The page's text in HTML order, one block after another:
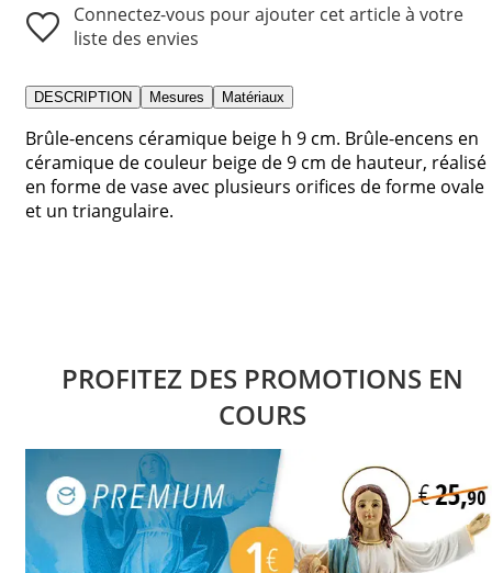
Connectez-vous pour ajouter cet article à votre
liste des envies
DESCRIPTION Mesures Matériaux
Brûle-encens céramique beige h 9 cm. Brûle-encens en
céramique de couleur beige de 9 cm de hauteur, réalisé
en forme de vase avec plusieurs orifices de forme ovale
et un triangulaire.
PROFITEZ DES PROMOTIONS EN
COURS